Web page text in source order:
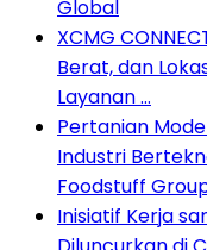
Global
XCMG
Berat, dan
Layanan …
Pertanian
Industri
Foodstuff
Inisiatif Kerja